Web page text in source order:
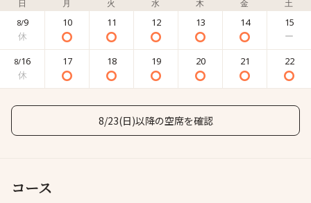
日 月 火 水 木 金 土
8/9 10 11 12 13 14 15
8/16 17 18 19 20 21 22
8/23(日)以降の空席を確認
コース